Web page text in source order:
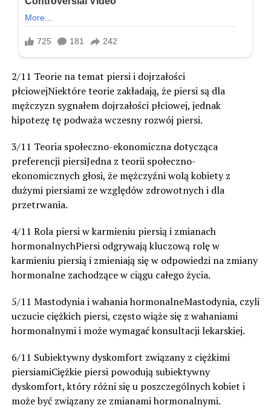
2/11 Teorie na temat piersi i dojrzałości
płciowejNiektóre teorie zakładają, że piersi są dla
mężczyzn sygnałem dojrzałości płciowej, jednak
hipotezę tę podważa wczesny rozwój piersi.
3/11 Teoria społeczno-ekonomiczna dotycząca
preferencji piersiJedna z teorii społeczno-
ekonomicznych głosi, że mężczyźni wolą kobiety z
dużymi piersiami ze względów zdrowotnych i dla
przetrwania.
4/11 Rola piersi w karmieniu piersią i zmianach
hormonalnychPiersi odgrywają kluczową rolę w
karmieniu piersią i zmieniają się w odpowiedzi na zmiany
hormonalne zachodzące w ciągu całego życia.
5/11 Mastodynia i wahania hormonalneMastodynia, czyli
uczucie ciężkich piersi, często wiąże się z wahaniami
hormonalnymi i może wymagać konsultacji lekarskiej.
6/11 Subiektywny dyskomfort związany z ciężkimi
piersiamiCiężkie piersi powodują subiektywny
dyskomfort, który różni się u poszczególnych kobiet i
może być związany ze zmianami hormonalnymi.